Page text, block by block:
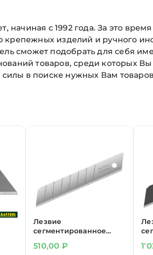
начиная с 1992 года. За это
изделий и ручного
сможет подобрать для себя
товаров, среди которых
силы в поиске нужных Вам товаров
Лезвие
сегментированное
"KRAFTOOL" 7 сегм., 5шт
510,00 ₽